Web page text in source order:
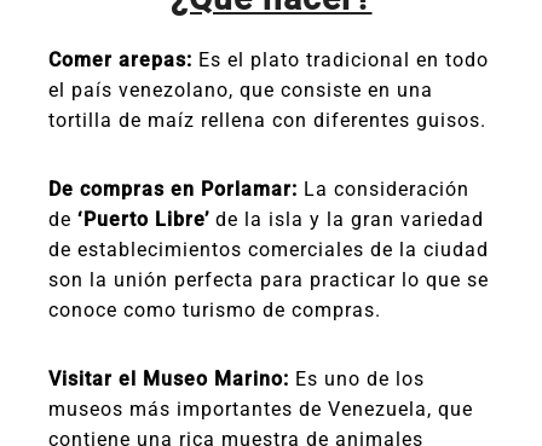
Comer arepas: Es el plato tradicional en todo
el país venezolano, que consiste en una
tortilla de maíz rellena con diferentes guisos.
De compras en Porlamar: La consideración
de ‘Puerto Libre’ de la isla y la gran variedad
de establecimientos comerciales de la ciudad
son la unión perfecta para practicar lo que se
conoce como turismo de compras.
Visitar el Museo Marino: Es uno de los
museos más importantes de Venezuela, que
contiene una rica muestra de animales